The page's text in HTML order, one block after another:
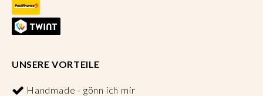
UNSERE VORTEILE
Handmade - gönn ich mir